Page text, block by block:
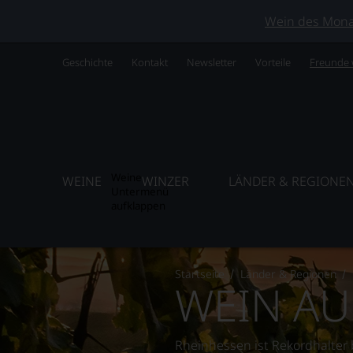
Wein des
Geschichte Kontakt Newsletter Vorteile Freunde
WEINE WINZER LÄNDER & REGIONEN
Startseite Länder & Regionen
WEIN
Rheinhessen ist